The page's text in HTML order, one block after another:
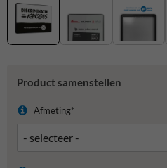
Product samenstellen
Afmeting*